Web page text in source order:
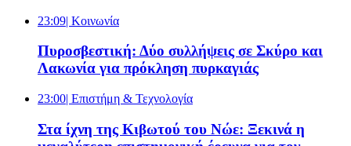
23:09| Κοινωνία
Πυροσβεστική: Δύο συλλήψεις σε Σκύρο και
Λακωνία για πρόκληση πυρκαγιάς
23:00| Επιστήμη & Τεχνολογία
Στα ίχνη της Κιβωτού του Νώε: Ξεκινά η